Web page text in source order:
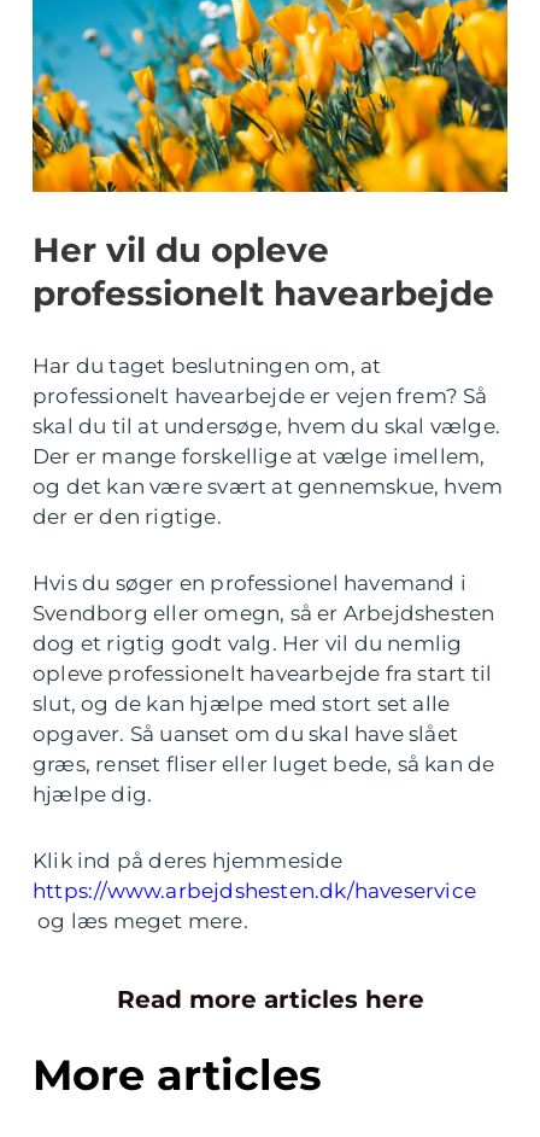
Her vil du opleve
professionelt havearbejde
Har du taget beslutningen om, at
professionelt havearbejde er vejen frem? Så
skal du til at undersøge, hvem du skal vælge.
Der er mange forskellige at vælge imellem,
og det kan være svært at gennemskue, hvem
der er den rigtige.
Hvis du søger en professionel havemand i
Svendborg eller omegn, så er Arbejdshesten
dog et rigtig godt valg. Her vil du nemlig
opleve professionelt havearbejde fra start til
slut, og de kan hjælpe med stort set alle
opgaver. Så uanset om du skal have slået
græs, renset fliser eller luget bede, så kan de
hjælpe dig.
Klik ind på deres hjemmeside
https://www.arbejdshesten.dk/haveservice
og læs meget mere.
Read more articles here
More articles